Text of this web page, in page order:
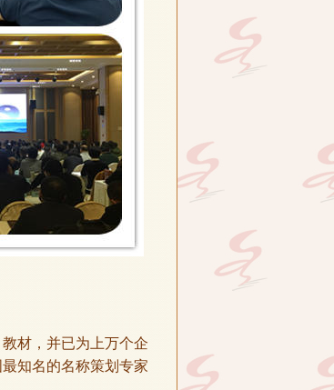
材，并已为上万个企
知名的名称策划专家